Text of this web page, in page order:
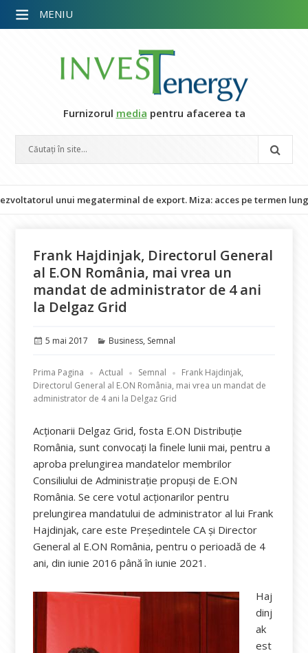
Furnizorul media pentru afacerea ta
unui megaterminal de export. Miza: acces pe termen lung la LNG
Frank Hajdinjak, Directorul General
al E.ON România, mai vrea un
mandat de administrator de 4 ani
la Delgaz Grid
Publicat
5 mai 2017 Categorii
Business, Semnal
Prima Pagina Actual Semnal
Frank Hajdinjak,
Directorul General al E.ON România, mai vrea un mandat de
administrator de 4 ani la Delgaz Grid
Acționarii Delgaz Grid, fosta E.ON Distribuţie
România, sunt convocați la finele lunii mai, pentru a
aproba prelungirea mandatelor membrilor
Consiliului de Administrație propuși de E.ON
România. Se cere votul acționarilor pentru
prelungirea mandatului de administrator al lui Frank
Hajdinjak, care este Președintele CA și Director
General al E.ON România, pentru o perioadă de 4
ani, din iunie 2016 până în iunie 2021.
Haj
dinj
ak
est
MENIU